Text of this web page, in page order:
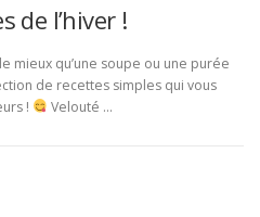
de l’hiver !
mieux qu’une soupe ou une purée
de recettes simples qui vous
!
Velouté …